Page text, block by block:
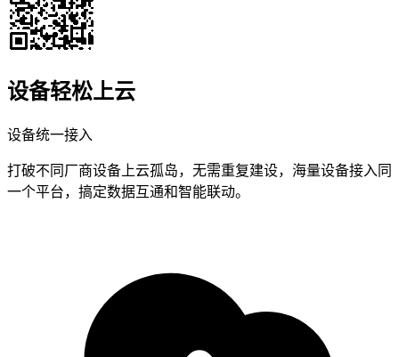
设备轻松上云
设备统一接入
打破不同厂商设备上云孤岛，无需重复建设，海量设备接入同
一个平台，搞定数据互通和智能联动。